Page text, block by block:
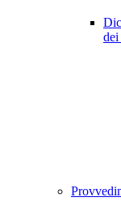
dei